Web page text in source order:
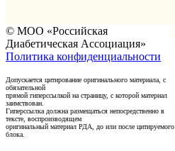
© МОО «Российская
Диабетическая Ассоциация»
Политика конфиденциальности
Допускается цитирование оригинального материала, с
обязательной
прямой гиперссылкой на страницу, с которой материал
заимствован.
Гиперссылка должна размещаться непосредственно в
тексте, воспроизводящем
оригинальный материал РДА, до или после цитируемого
блока.